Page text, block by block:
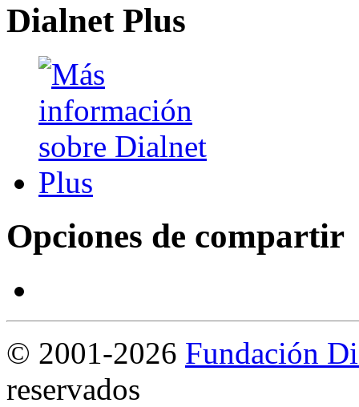
Dialnet Plus
Opciones de compartir
© 2001-2026 Fundación
reservados